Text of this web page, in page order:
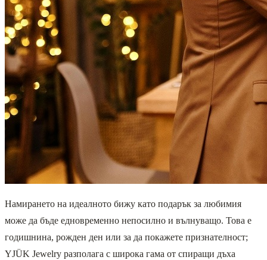
Намирането на идеалното бижу като подарък за любимия
може да бъде едновременно непосилно и вълнуващо. Това е
годишнина, рожден ден или за да покажете признателност;
YJÜK Jewelry разполага с широка гама от спиращи дъха